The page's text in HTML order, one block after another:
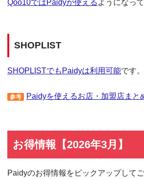
Qoo10ではPaidyが使える ようになっ
SHOPLIST
SHOPLISTでもPaidyは利用可能です。
参考 Paidyを使えるお店・加盟店まと
お得情報【2026年3月】
Paidyのお得情報をピックアップしてご